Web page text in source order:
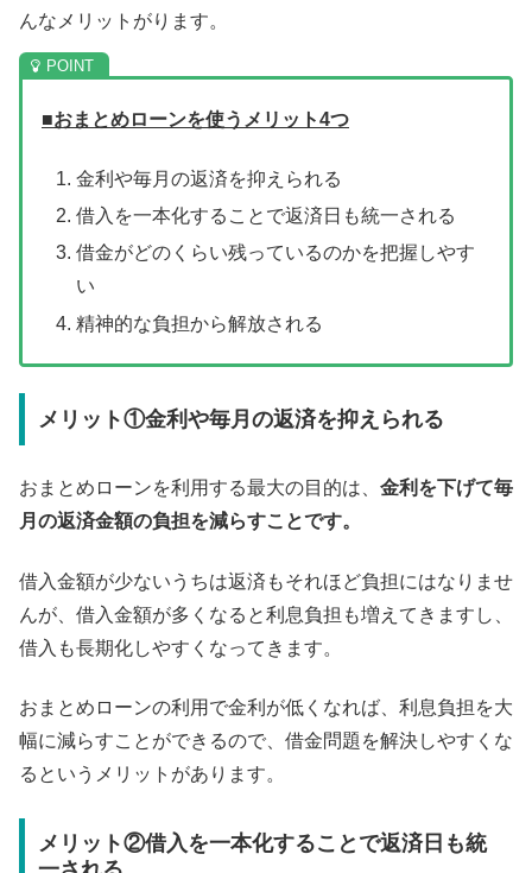
んなメリットがります。
■おまとめローンを使うメリット4つ
金利や毎月の返済を抑えられる
借入を一本化することで返済日も統一される
借金がどのくらい残っているのかを把握しやす
い
精神的な負担から解放される
メリット①金利や毎月の返済を抑えられる
おまとめローンを利用する最大の目的は、 金利を下げて毎
月の返済金額の負担を減らすことです。
借入金額が少ないうちは返済もそれほど負担にはなりませ
んが、借入金額が多くなると利息負担も増えてきますし、
借入も長期化しやすくなってきます。
おまとめローンの利用で金利が低くなれば、利息負担を大
幅に減らすことができるので、借金問題を解決しやすくな
るというメリットがあります。
メリット②借入を一本化することで返済日も統